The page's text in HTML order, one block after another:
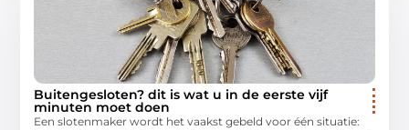
Buitengesloten? dit is wat u in de eerste vijf
minuten moet doen
Een slotenmaker wordt het vaakst gebeld voor één situatie: